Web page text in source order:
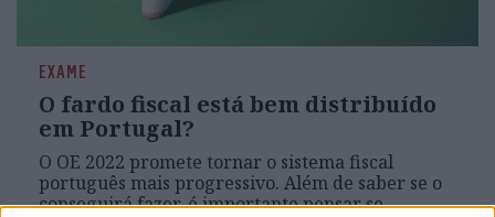
EXAME
O fardo fiscal está bem distribuído
em Portugal?
O OE 2022 promete tornar o sistema fiscal
português mais progressivo. Além de saber se o
conseguirá fazer, é importante pensar se